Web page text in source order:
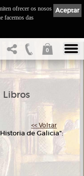
0
Libros
<< Voltar
de Galicia":
Aceptar
ofrecer os nosos
facemos das